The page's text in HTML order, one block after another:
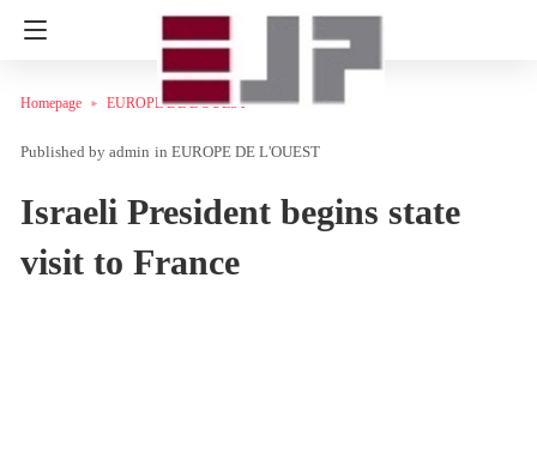
Homepage EUROPE DE L'OUEST
admin in EUROPE DE L'OUEST
Israeli President begins state
visit to France